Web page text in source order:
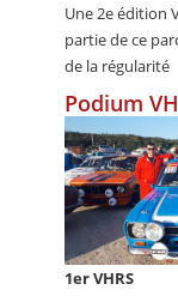
Une 2e édition
partie de ce
de la régularité
Podium
1er VHRS